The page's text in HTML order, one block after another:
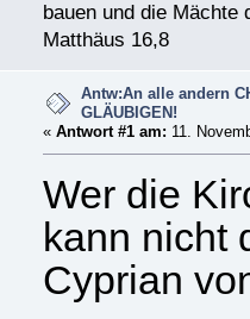
bauen und die Mächte
Matthäus 16,8
Antw:An alle andern
GLÄUBIGEN!
« Antwort #1 am: 11.
Wer die
kann nicht
Cyprian